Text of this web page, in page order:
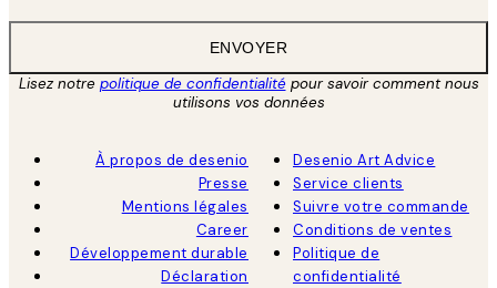
ENVOYER
Lisez notre politique de confidentialitépour savoir comment nous
utilisons vos données
À propos de desenio
Presse
Mentions légales
Career
Développement durable
Déclaration
Desenio Art Advice
Service clients
Suivre votre commande
Conditions de ventes
Politique de
confidentialité